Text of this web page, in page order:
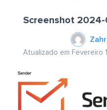
Screenshot 2024-
Atualizado em Fevereiro